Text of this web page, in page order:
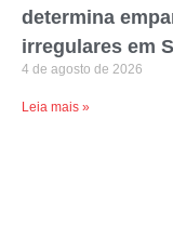
determina
irregulares em
4 de agosto de 2026
Leia mais »